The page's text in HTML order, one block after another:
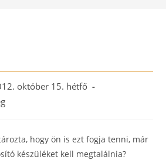
október 15. hétfő
hogy ön is ezt fogja tenni, már
készüléket kell megtalálnia?